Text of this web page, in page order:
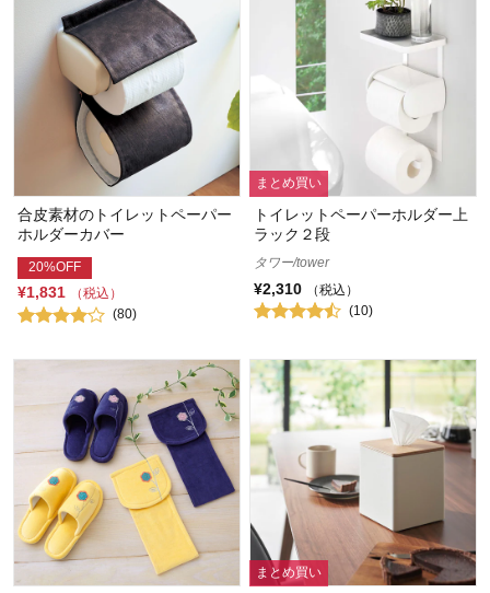
合皮素材のトイレットペーパー
ホルダーカバー
20%OFF
¥1,831
（税込）
(80)
まとめ買い
トイレットペーパーホルダー上
ラック２段
タワー/tower
¥2,310
（税込）
(10)
まとめ買い